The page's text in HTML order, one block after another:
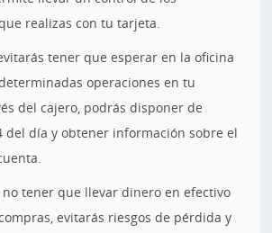
realizas con tu tarjeta.
tener que esperar en la oficina
operaciones en tu
del cajero, podrás disponer de
del día y obtener información sobre el
no tener que llevar dinero en efectivo
evitarás riesgos de pérdida y